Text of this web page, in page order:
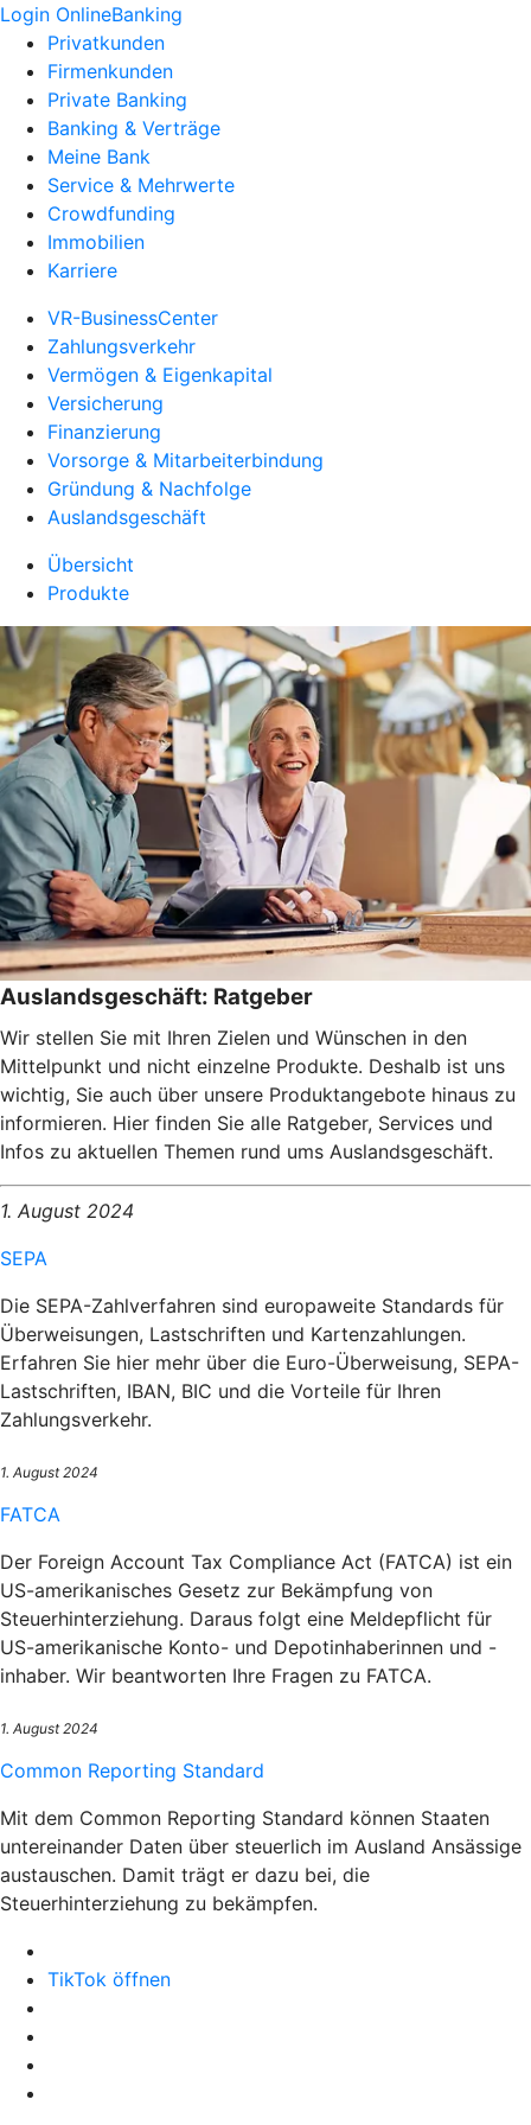
Login OnlineBanking
Privatkunden
Firmenkunden
Private Banking
Banking & Verträge
Meine Bank
Service & Mehrwerte
Crowdfunding
Immobilien
Karriere
VR-BusinessCenter
Zahlungsverkehr
Vermögen & Eigenkapital
Versicherung
Finanzierung
Vorsorge & Mitarbeiterbindung
Gründung & Nachfolge
Auslandsgeschäft
Übersicht
Produkte
Auslandsgeschäft: Ratgeber
Wir stellen Sie mit Ihren Zielen und Wünschen in den
Mittelpunkt und nicht einzelne Produkte. Deshalb ist uns
wichtig, Sie auch über unsere Produktangebote hinaus zu
informieren. Hier finden Sie alle Ratgeber, Services und
Infos zu aktuellen Themen rund ums Auslandsgeschäft.
1. August 2024
SEPA
Die SEPA-Zahlverfahren sind europaweite Standards für
Überweisungen, Lastschriften und Kartenzahlungen.
Erfahren Sie hier mehr über die Euro-Überweisung, SEPA-
Lastschriften, IBAN, BIC und die Vorteile für Ihren
Zahlungsverkehr.
1. August 2024
FATCA
Der Foreign Account Tax Compliance Act (FATCA) ist ein
US-amerikanisches Gesetz zur Bekämpfung von
Steuerhinterziehung. Daraus folgt eine Meldepflicht für
US-amerikanische Konto- und Depotinhaberinnen und -
inhaber. Wir beantworten Ihre Fragen zu FATCA.
1. August 2024
Common Reporting Standard
Mit dem Common Reporting Standard können Staaten
untereinander Daten über steuerlich im Ausland Ansässige
austauschen. Damit trägt er dazu bei, die
Steuerhinterziehung zu bekämpfen.
TikTok öffnen